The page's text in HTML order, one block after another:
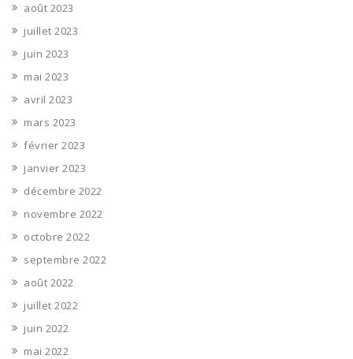
août 2023
juillet 2023
juin 2023
mai 2023
avril 2023
mars 2023
février 2023
janvier 2023
décembre 2022
novembre 2022
octobre 2022
septembre 2022
août 2022
juillet 2022
juin 2022
mai 2022